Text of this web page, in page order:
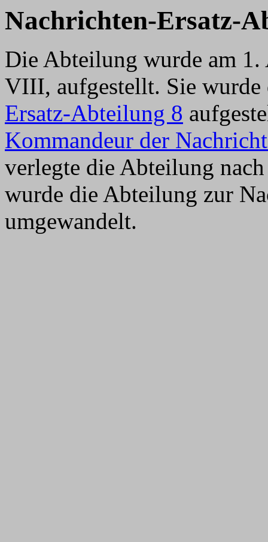
Nachrichten-Ersatz-
Die Abteilung wurde am
VIII, aufgestellt. Sie
Ersatz-Abteilung 8
Kommandeur der
verlegte die Abteilung
wurde die Abteilung zur
umgewandelt.